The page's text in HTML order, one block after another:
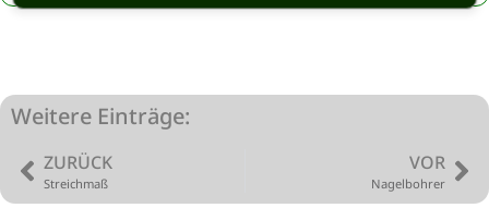
Weitere Einträge:
ZURÜCK
Streichmaß
VOR
Nagelbohrer